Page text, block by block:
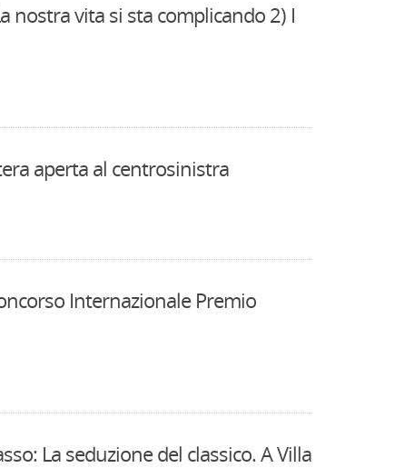
nostra vita si sta complicando 2) I
aperta al centrosinistra
Internazionale Premio
La seduzione del classico. A Villa